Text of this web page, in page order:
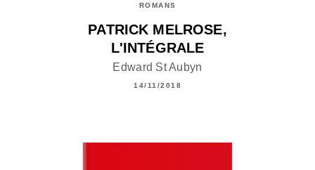
ROMANS
PATRICK MELROSE,
L'INTÉGRALE
Edward St Aubyn
14/11/2018